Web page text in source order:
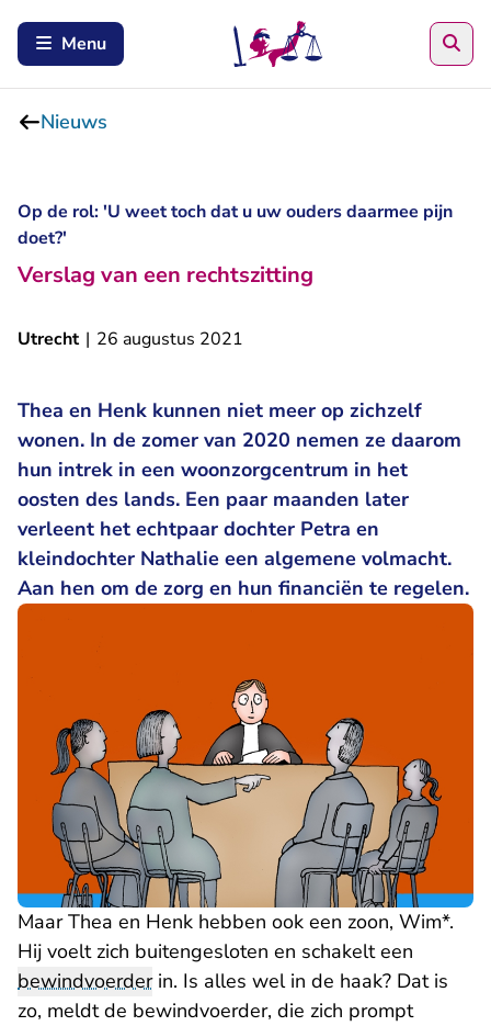
Menu
Nieuws
Op de rol: 'U weet toch dat u uw ouders daarmee pijn
doet?'
Verslag van een rechtszitting
Utrecht | 26 augustus 2021
Thea en Henk kunnen niet meer op zichzelf
wonen. In de zomer van 2020 nemen ze daarom
hun intrek in een woonzorgcentrum in het
oosten des lands. Een paar maanden later
verleent het echtpaar dochter Petra en
kleindochter Nathalie een algemene volmacht.
Aan hen om de zorg en hun financiën te regelen.
Maar Thea en Henk hebben ook een zoon, Wim*.
Hij voelt zich buitengesloten en schakelt een
bewindvoerderin. Is alles wel in de haak? Dat is
zo, meldt de bewindvoerder, die zich prompt